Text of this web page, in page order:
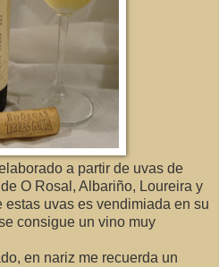
a partir de uvas de
O Rosal, Albariño, Loureira y
uvas es vendimiada en su
consigue un vino muy
en nariz me recuerda un